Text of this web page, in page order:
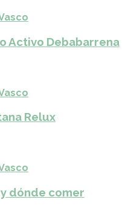
Activo Debabarrena
Relux
dónde comer